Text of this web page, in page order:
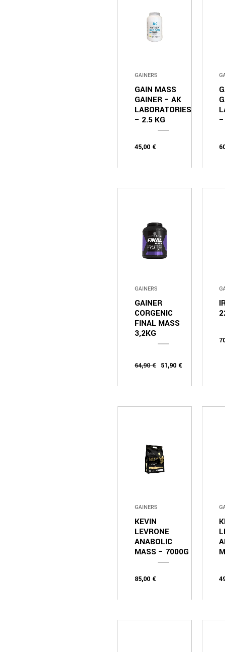
GAINERS
GAIN MASS
GAINER – AK
LABORATORIES
– 2.5 KG
45,00 €
GAINERS
GAINER
CORGENIC
FINAL MASS
3,2KG
64,90€ 51,90 €
GAINERS
KEVIN
LEVRONE
ANABOLIC
MASS – 7000G
85,00 €